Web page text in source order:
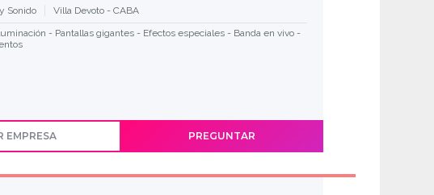
Sonido
Villa Devoto - CABA
- Pantallas gigantes - Efectos especiales - Banda en vivo -
EMPRESA PREGUNTAR